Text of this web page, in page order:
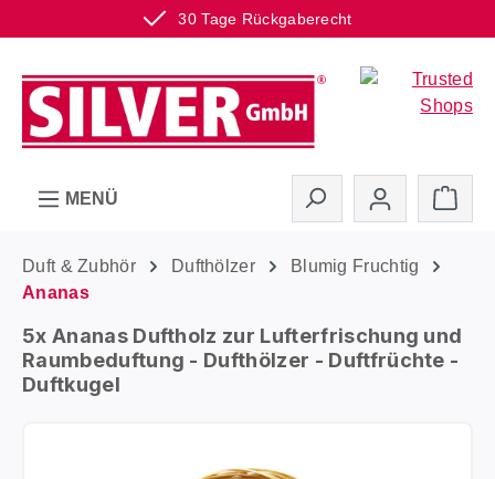
30 Tage Rückgaberecht
Zum Hauptinhalt springen
MENÜ
Duft & Zubhör Dufthölzer
Blumig Fruchtig
Ananas
5x Ananas Duftholz zur Lufterfrischung und
Raumbeduftung - Dufthölzer - Duftfrüchte -
Duftkugel